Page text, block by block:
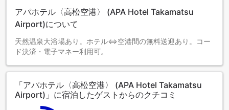
アパホテル〈高松空港〉 (APA Hotel Takamatsu
Airport)について
天然温泉大浴場あり。ホテル⇔空港間の無料送迎あり。コー
ド決済・電子マネー利用可。
「アパホテル〈高松空港〉 (APA Hotel Takamatsu
Airport)」に宿泊したゲストからのクチコミ